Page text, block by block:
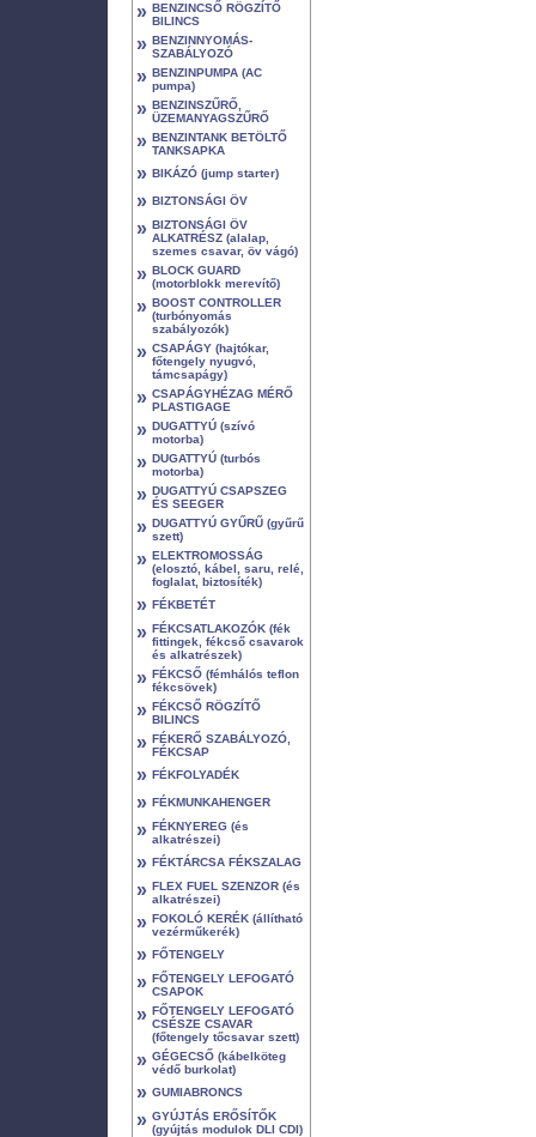
» BENZINCSŐ RÖGZÍTŐ
BILINCS
» BENZINNYOMÁS-
SZABÁLYOZÓ
» BENZINPUMPA (AC
pumpa)
» BENZINSZŰRŐ,
ÜZEMANYAGSZŰRŐ
» BENZINTANK BETÖLTŐ
TANKSAPKA
» BIKÁZÓ (jump starter)
» BIZTONSÁGI ÖV
» BIZTONSÁGI ÖV
ALKATRÉSZ (alalap,
szemes csavar, öv vágó)
» BLOCK GUARD
(motorblokk merevítő)
» BOOST CONTROLLER
(turbónyomás
szabályozók)
» CSAPÁGY (hajtókar,
főtengely nyugvó,
támcsapágy)
» CSAPÁGYHÉZAG MÉRŐ
PLASTIGAGE
» DUGATTYÚ (szívó
motorba)
» DUGATTYÚ (turbós
motorba)
» DUGATTYÚ CSAPSZEG
ÉS SEEGER
» DUGATTYÚ GYŰRŰ (gyűrű
szett)
» ELEKTROMOSSÁG
(elosztó, kábel, saru, relé,
foglalat, biztosíték)
» FÉKBETÉT
» FÉKCSATLAKOZÓK (fék
fittingek, fékcső csavarok
és alkatrészek)
» FÉKCSŐ (fémhálós teflon
fékcsövek)
» FÉKCSŐ RÖGZÍTŐ
BILINCS
» FÉKERŐ SZABÁLYOZÓ,
FÉKCSAP
» FÉKFOLYADÉK
» FÉKMUNKAHENGER
» FÉKNYEREG (és
alkatrészei)
» FÉKTÁRCSA FÉKSZALAG
» FLEX FUEL SZENZOR (és
alkatrészei)
» FOKOLÓ KERÉK (állítható
vezérműkerék)
» FŐTENGELY
» FŐTENGELY LEFOGATÓ
CSAPOK
» FŐTENGELY LEFOGATÓ
CSÉSZE CSAVAR
(főtengely tőcsavar szett)
» GÉGECSŐ (kábelköteg
védő burkolat)
» GUMIABRONCS
» GYÚJTÁS ERŐSÍTŐK
(gyújtás modulok DLI CDI)